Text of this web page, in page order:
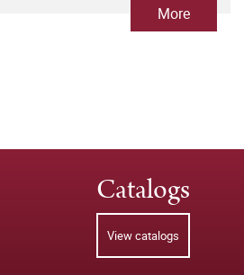
More
Catalogs
View catalogs